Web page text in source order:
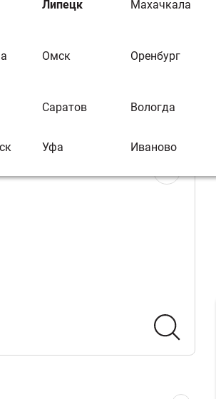
Липецк Махачкала
Омск Оренбург
Саратов Вологда
Уфа Иваново